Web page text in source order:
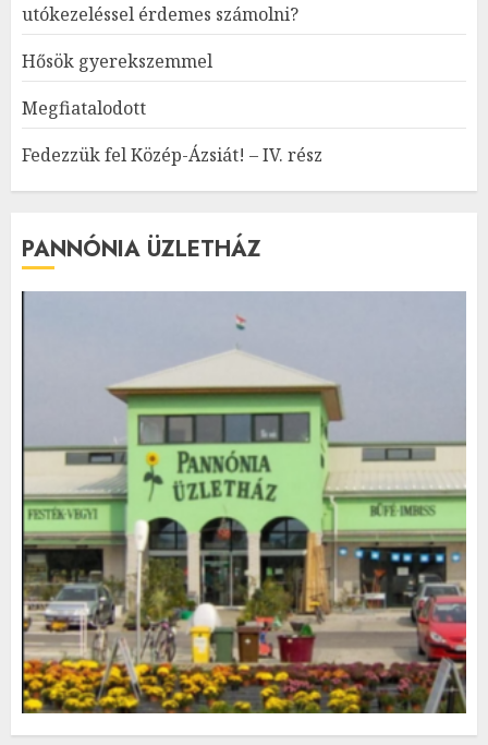
utókezeléssel érdemes számolni?
Hősök gyerekszemmel
Megfiatalodott
Fedezzük fel Közép-Ázsiát! – IV. rész
PANNÓNIA ÜZLETHÁZ